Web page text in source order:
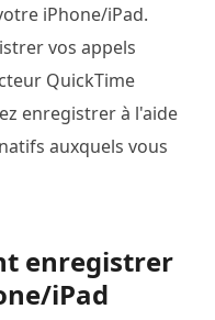
iPhone/iPad.
vos appels
QuickTime
enregistrer à l'aide
auxquels vous
enregistrer
iPad